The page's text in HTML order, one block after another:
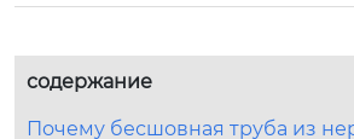
содержание
Почему бесшовная труба из